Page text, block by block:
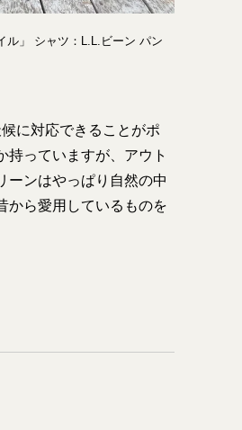
ル」 シャツ：L.L.ビーン パン
に対応できることがポ
持っていますが、アウト
ーンはやっぱり自然の中
から愛用しているものを